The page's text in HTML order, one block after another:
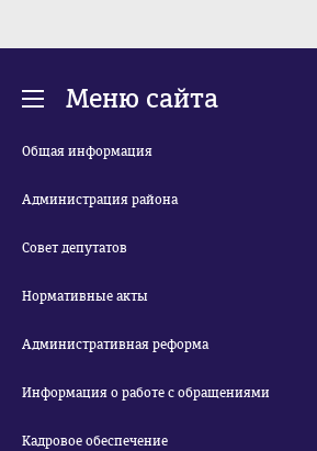
Меню сайта
Общая информация
Администрация района
Совет депутатов
Нормативные акты
Административная реформа
Информация о работе с обращениями
Кадровое обеспечение